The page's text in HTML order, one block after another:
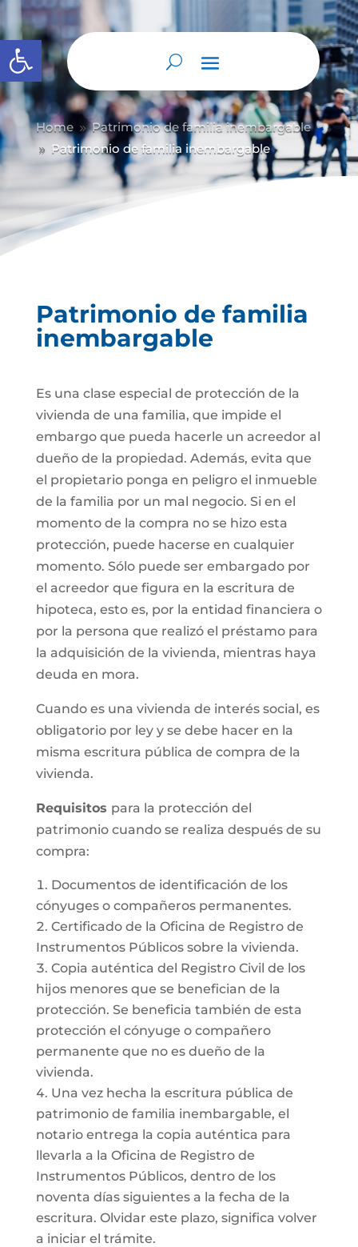
Abrir barra de herramientas
Home 9 Patrimonio de familia inembargable
9 Patrimonio de familia inembargable
Patrimonio de familia
inembargable
Es una clase especial de protección de la
vivienda de una familia, que impide el
embargo que pueda hacerle un acreedor al
dueño de la propiedad. Además, evita que
el propietario ponga en peligro el inmueble
de la familia por un mal negocio. Si en el
momento de la compra no se hizo esta
protección, puede hacerse en cualquier
momento. Sólo puede ser embargado por
el acreedor que figura en la escritura de
hipoteca, esto es, por la entidad financiera o
por la persona que realizó el préstamo para
la adquisición de la vivienda, mientras haya
deuda en mora.
Cuando es una vivienda de interés social, es
obligatorio por ley y se debe hacer en la
misma escritura pública de compra de la
vivienda.
Requisitos para la protección del
patrimonio cuando se realiza después de su
compra:
Documentos de identificación de los
cónyuges o compañeros permanentes.
Certificado de la Oficina de Registro de
Instrumentos Públicos sobre la vivienda.
Copia auténtica del Registro Civil de los
hijos menores que se benefician de la
protección. Se beneficia también de esta
protección el cónyuge o compañero
permanente que no es dueño de la
vivienda.
Una vez hecha la escritura pública de
patrimonio de familia inembargable, el
notario entrega la copia auténtica para
llevarla a la Oficina de Registro de
Instrumentos Públicos, dentro de los
noventa días siguientes a la fecha de la
escritura. Olvidar este plazo, significa volver
a iniciar el trámite.